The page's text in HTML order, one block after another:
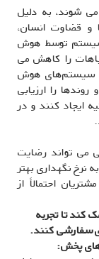
شوند، به دلیل
و قضاوت انسان،
توسط هوش
را کاهش می
سیستم‌های هوش
را ارزیابی
ایجاد کنند و در
می تواند رضایت
نرخ نگهداری بهتر
احتمالاً از
تا تجربه
سفارشی کنند.
پخش: